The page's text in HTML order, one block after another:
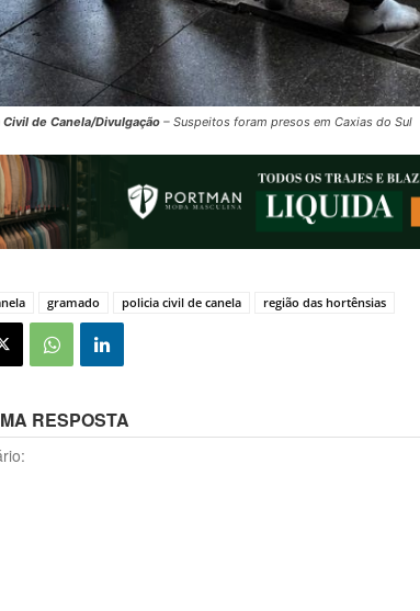
Civil de Canela/Divulgação – Suspeitos foram presos em Caxias do Sul
gramado policia civil de canela região das hortênsias
RESPOSTA